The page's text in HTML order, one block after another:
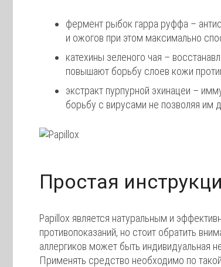
фермент рыбок гарра руффа –
и ожогов при этом максимально
катехины зеленого чая –
повышают борьбу слоев кожи
экстракт пурпурной эхинацеи –
борьбу с вирусами не позволяя им
Простая
Papillox является натуральным и
противопоказаний, но стоит обратить
аллергиков может быть индивидуальная
Применять средство необходимо по